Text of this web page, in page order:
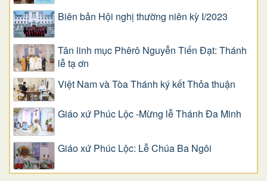
Biên bản Hội nghị thường niên kỳ I/2023
Tân linh mục Phêrô Nguyễn Tiến Đạt: Thánh
lễ tạ ơn
Việt Nam và Tòa Thánh ký kết Thỏa thuận
Giáo xứ Phúc Lộc -Mừng lễ Thánh Đa Minh
Giáo xứ Phúc Lộc: Lễ Chúa Ba Ngôi